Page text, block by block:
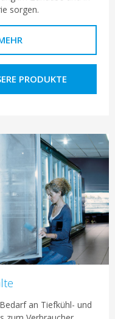
sorgen.
PRODUKTE
an Tiefkühl- und